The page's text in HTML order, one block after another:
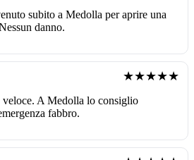
subito a Medolla per aprire una
danno.
★★★★★
veloce. A Medolla lo consiglio
fabbro.